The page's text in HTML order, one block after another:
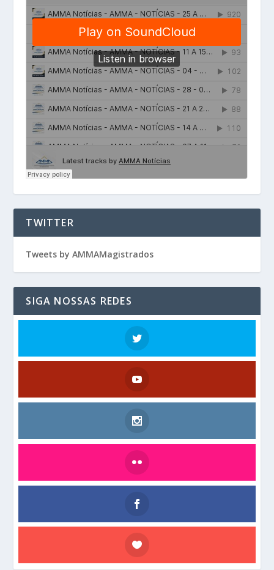
TWITTER
Tweets by AMMAMagistrados
SIGA NOSSAS REDES